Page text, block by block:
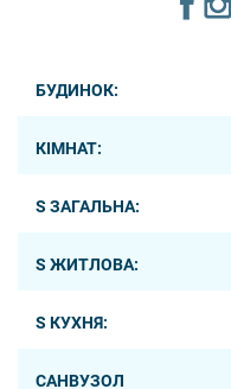
БУДИНОК:
КІМНАТ:
S ЗАГАЛЬНА:
S ЖИТЛОВА:
S КУХНЯ:
САНВУЗОЛ